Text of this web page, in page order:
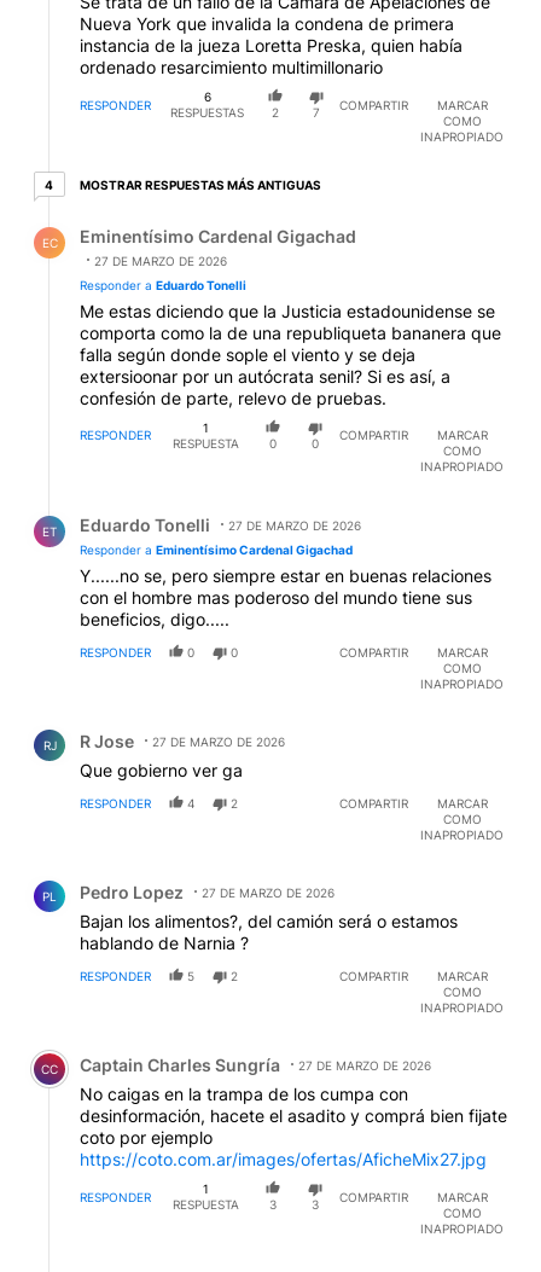
Nueva York que invalida la condena de primera
instancia de la jueza Loretta Preska, quien había
ordenado resarcimiento multimillonario
RESPONDER
6
RESPUESTAS
2 7
COMPARTIR
MARCAR
COMO
INAPROPIADO
44 respuestas más antiguas
MOSTRAR RESPUESTAS MÁS ANTIGUAS
EC Eminentísimo Cardenal Gigachad
27 DE MARZO DE 2026
Responder a Eduardo Tonelli
Me estas diciendo que la Justicia estadounidense se
comporta como la de una republiqueta bananera que
falla según donde sople el viento y se deja
extersioonar por un autócrata senil? Si es así, a
confesión de parte, relevo de pruebas.
RESPONDER
1
RESPUESTA
0 0
COMPARTIR
MARCAR
COMO
INAPROPIADO
ET Eduardo Tonelli
27 DE MARZO DE 2026
Responder a Eminentísimo Cardenal Gigachad
Y......no se, pero siempre estar en buenas relaciones
con el hombre mas poderoso del mundo tiene sus
beneficios, digo.....
RESPONDER 0 0 COMPARTIR
MARCAR
COMO
INAPROPIADO
RJ R Jose 27 DE MARZO DE 2026
Que gobierno ver ga
RESPONDER 4 2 COMPARTIR
MARCAR
COMO
INAPROPIADO
PL Pedro Lopez 27 DE MARZO DE 2026
Bajan los alimentos?, del camión será o estamos
hablando de Narnia ?
RESPONDER 5 2 COMPARTIR
MARCAR
COMO
INAPROPIADO
Comentario de Captain Charles Sungría.
CC Captain Charles Sungría 27 DE MARZO DE 2026
No caigas en la trampa de los cumpa con
desinformación, hacete el asadito y comprá bien fijate
coto por ejemplo
https://coto.com.ar/images/ofertas/AficheMix27.jpg
RESPONDER
1
RESPUESTA
3 3
COMPARTIR
MARCAR
COMO
INAPROPIADO